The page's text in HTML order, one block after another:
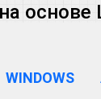
основе
WINDOWS